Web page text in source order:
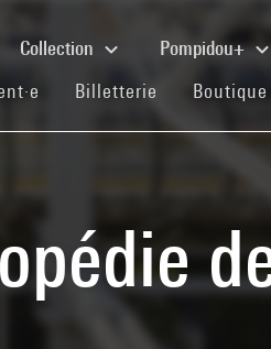
Collection Pompidou+
(current)
Billetterie (current)
Boutique